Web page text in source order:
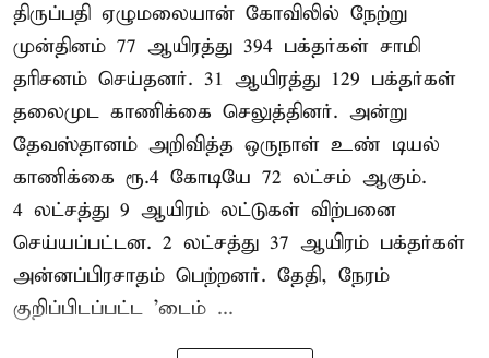
திருப்பதி ஏழுமலையான் கோவிலில் நேற்று
முன்தினம் 77 ஆயிரத்து 394 பக்தர்கள் சாமி
தரிசனம் செய்தனர். 31 ஆயிரத்து 129 பக்தர்கள்
தலைமுட காணிக்கை செலுத்தினர். அன்று
தேவஸ்தானம் அறிவித்த ஒருநாள் உண் டியல்
காணிக்கை ரூ.4 கோடியே 72 லட்சம் ஆகும்.
4 லட்சத்து 9 ஆயிரம் லட்டுகள் விற்பனை
செய்யப்பட்டன. 2 லட்சத்து 37 ஆயிரம் பக்தர்கள்
அன்னப்பிரசாதம் பெற்றனர். தேதி, நேரம்
குறிப்பிடப்பட்ட 'டைம் ...